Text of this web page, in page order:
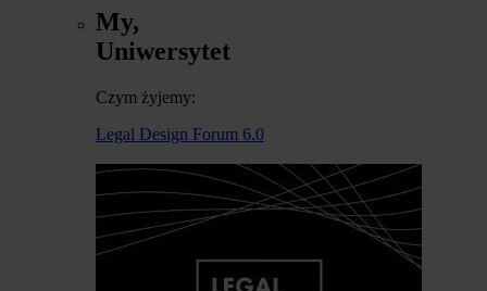
My,
Uniwersytet
Czym żyjemy:
Legal Design Forum 6.0